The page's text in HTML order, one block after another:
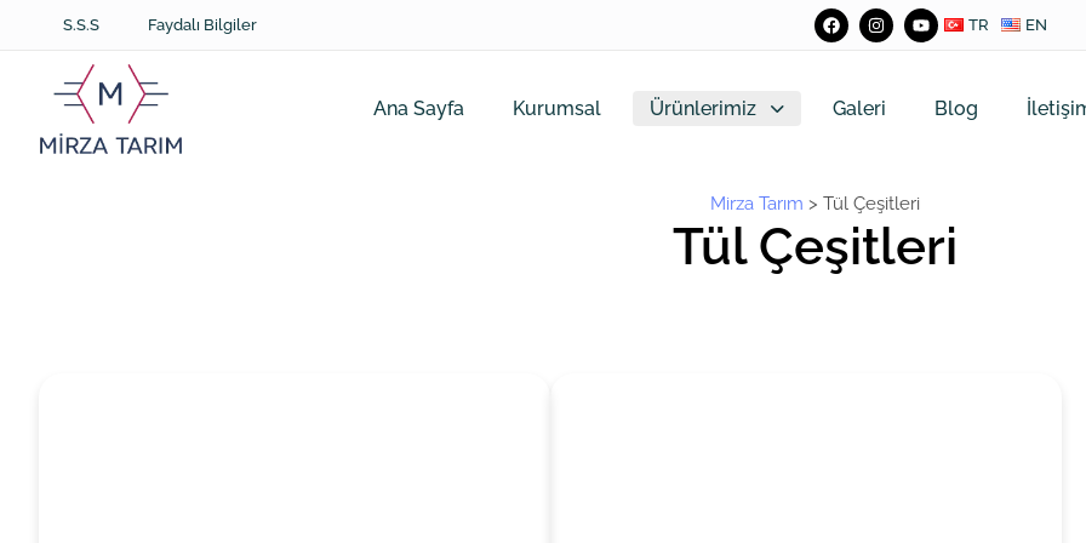
S.S.S Faydalı Bilgiler TR EN
Ana Sayfa Kurumsal Ürünlerimiz Galeri Blog
Mirza Tarım > Tül Çeşitleri
Tül Çeşitleri